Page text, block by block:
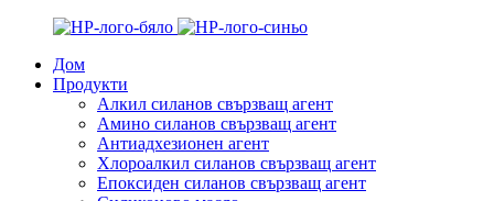
Дом
Продукти
Алкил силанов свързващ агент
Амино силанов свързващ агент
Антиадхезионен агент
Хлороалкил силанов свързващ агент
Епоксиден силанов свързващ агент